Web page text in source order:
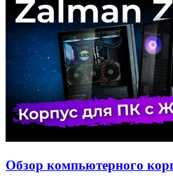
Обзор компьютерного